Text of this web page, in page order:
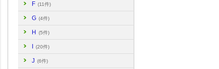
F (11件)
G (4件)
H (5件)
(20件)
J (6件)